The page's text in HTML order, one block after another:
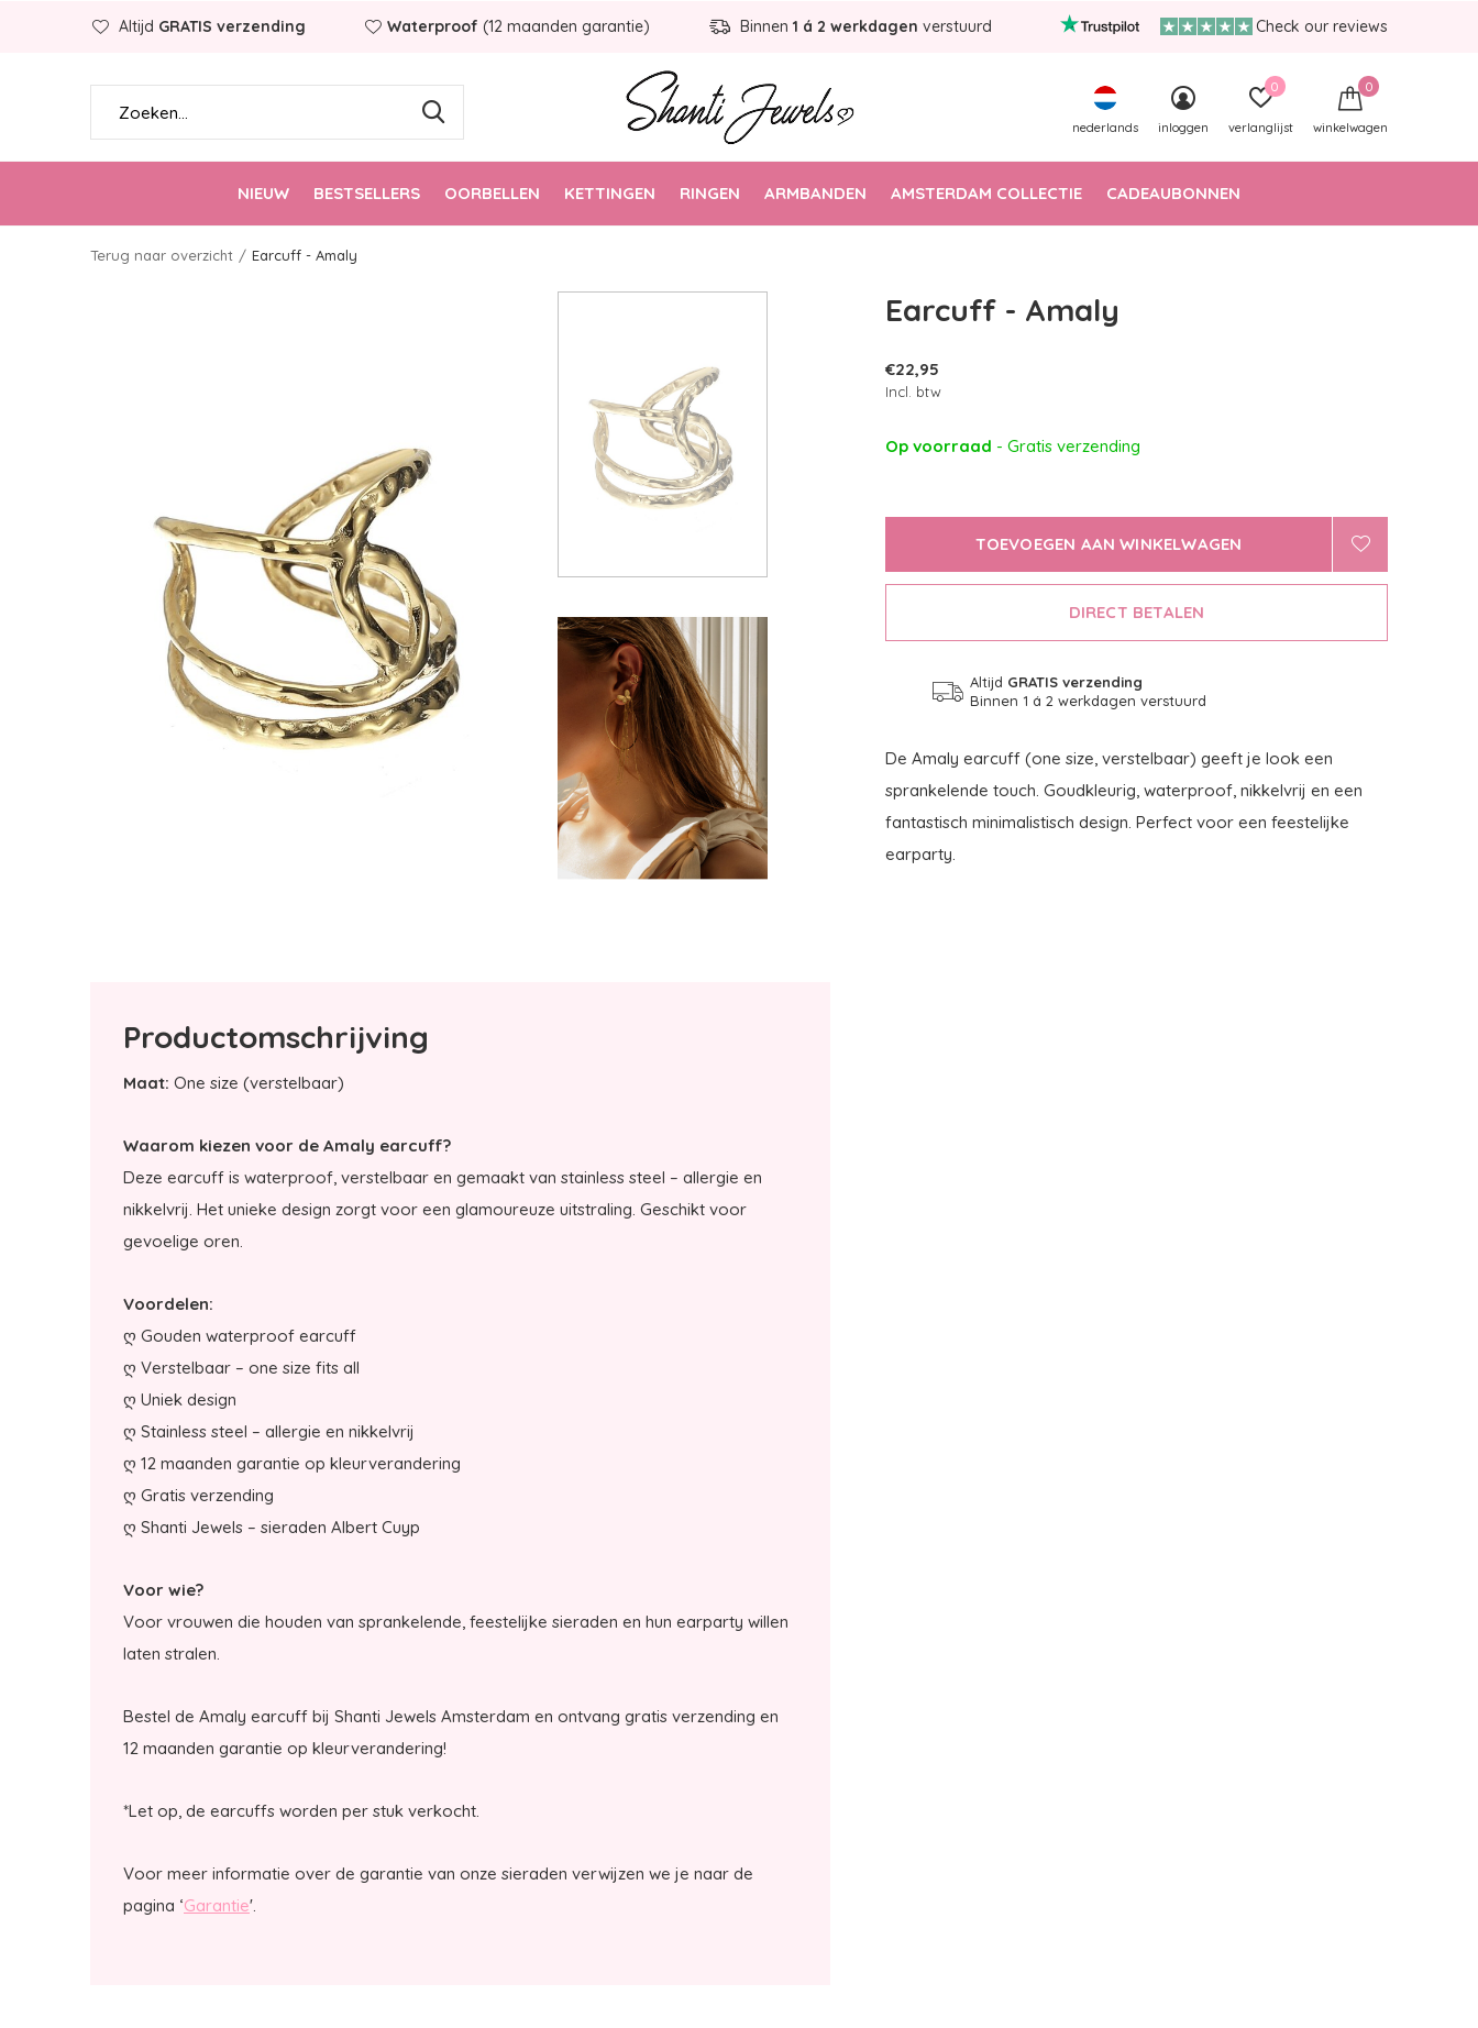
NIEUW BESTSELLERS OORBELLEN KETTINGEN RINGEN ARMBANDEN AMSTERDAM COLLECTIE CADEAUBONNEN
nederlands inloggen verlanglijst
0
winkelwagen
0
Altijd GRATIS verzending Waterproof (12 maanden garantie) Binnen 1 á 2 werkdagen verstuurd Check our reviews
Terug naar overzicht Earcuff - Amaly
Earcuff - Amaly
€22,95
Incl. btw
Op voorraad - Gratis verzending
TOEVOEGEN AAN WINKELWAGEN
DIRECT BETALEN
Altijd GRATIS verzending
Binnen 1 á 2 werkdagen verstuurd
De Amaly earcuff (one size, verstelbaar) geeft je look een
sprankelende touch. Goudkleurig, waterproof, nikkelvrij en een
fantastisch minimalistisch design. Perfect voor een feestelijke
earparty.
Productomschrijving
Maat: One size (verstelbaar)
Waarom kiezen voor de Amaly earcuff?
Deze earcuff is waterproof, verstelbaar en gemaakt van stainless steel – allergie en
nikkelvrij. Het unieke design zorgt voor een glamoureuze uitstraling. Geschikt voor
gevoelige oren.
Voordelen:
ღ Gouden waterproof earcuff
ღ Verstelbaar – one size fits all
ღ Uniek design
ღ Stainless steel – allergie en nikkelvrij
ღ 12 maanden garantie op kleurverandering
ღ Gratis verzending
ღ Shanti Jewels – sieraden Albert Cuyp
Voor wie?
Voor vrouwen die houden van sprankelende, feestelijke sieraden en hun earparty willen
laten stralen.
Bestel de Amaly earcuff bij Shanti Jewels Amsterdam en ontvang gratis verzending en
12 maanden garantie op kleurverandering!
*Let op, de earcuffs worden per stuk verkocht.
Voor meer informatie over de garantie van onze sieraden verwijzen we je naar de
pagina ‘Garantie'.